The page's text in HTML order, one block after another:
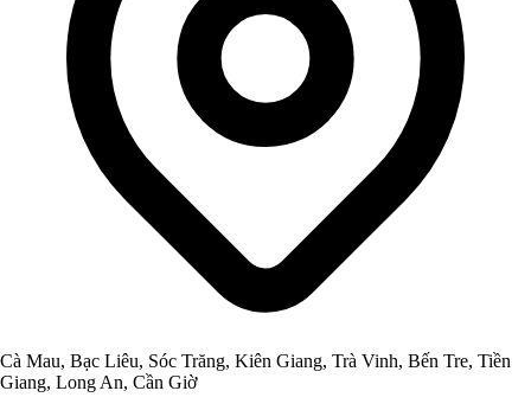
Cà Mau, Bạc Liêu, Sóc Trăng, Kiên Giang, Trà Vinh, Bến Tre, Tiền
Giang, Long An, Cần Giờ